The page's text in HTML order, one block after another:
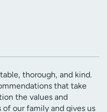
thorough, and kind.
that take
the values and
our family and gives us